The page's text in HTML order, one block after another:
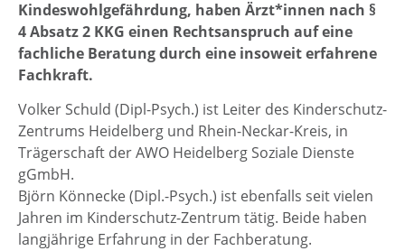
Kindeswohlgefährdung, haben Ärzt*innen nach §
4 Absatz 2 KKG einen Rechtsanspruch auf eine
fachliche Beratung durch eine insoweit erfahrene
Fachkraft.
Volker Schuld (Dipl-Psych.) ist Leiter des Kinderschutz-
Zentrums Heidelberg und Rhein-Neckar-Kreis, in
Trägerschaft der AWO Heidelberg Soziale Dienste
gGmbH.
Björn Könnecke (Dipl.-Psych.) ist ebenfalls seit vielen
Jahren im Kinderschutz-Zentrum tätig. Beide haben
langjährige Erfahrung in der Fachberatung.